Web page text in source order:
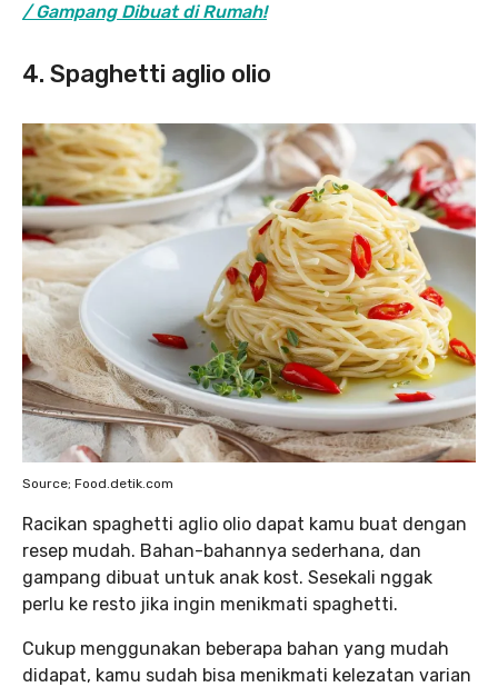
/ Gampang Dibuat di Rumah!
4. Spaghetti aglio olio
Source; Food.detik.com
Racikan spaghetti aglio olio dapat kamu buat dengan
resep mudah. Bahan-bahannya sederhana, dan
gampang dibuat untuk anak kost. Sesekali nggak
perlu ke resto jika ingin menikmati spaghetti.
Cukup menggunakan beberapa bahan yang mudah
didapat, kamu sudah bisa menikmati kelezatan varian